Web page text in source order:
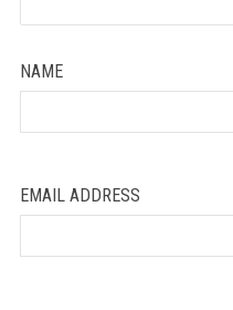
NAME
EMAIL ADDRESS